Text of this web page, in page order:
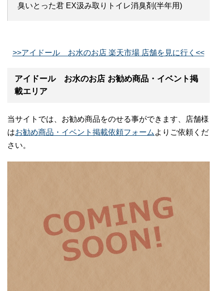
臭いとった君 EX汲み取りトイレ消臭剤(半年用)
>>アイドール お水のお店 楽天市場 店舗を見に行く<<
アイドール お水のお店 お勧め商品・イベント掲
載エリア
当サイトでは、お勧め商品をのせる事ができます、店舗様
はお勧め商品・イベント掲載依頼フォーム よりご依頼くだ
さい。